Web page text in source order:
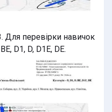
перевірки навичок
D1, D, D1E, DE.